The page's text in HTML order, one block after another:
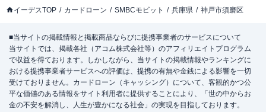
イーデスTOP カードローン SMBCモビット 兵庫県 神戸市須磨区
■当サイトの掲載情報と掲載商品ならびに提携事業者のサービスについて
当サイトでは、掲載各社（アコム株式会社等）のアフィリエイトプログラム
で収益を得ております。しかしながら、当サイトの掲載情報やランキングに
おける提携事業者サービスへの評価は、提携の有無や金銭による影響を一切
受けておりません。カードローン（キャッシング）について、客観的かつ公
平な価値のある情報をサイト利用者に提供することにより、「世の中からお
金の不安を解消し、人生が豊かになる社会」の実現を目指しております。